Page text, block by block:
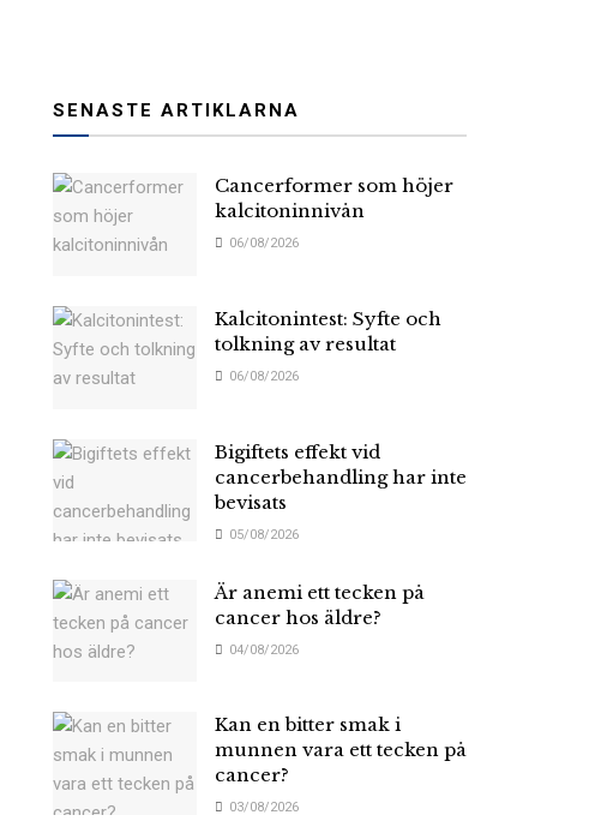
SENASTE ARTIKLARNA
Cancerformer som höjer
kalcitoninnivån
06/08/2026
Kalcitonintest: Syfte och
tolkning av resultat
06/08/2026
Bigiftets effekt vid
cancerbehandling har inte
bevisats
05/08/2026
Är anemi ett tecken på
cancer hos äldre?
04/08/2026
Kan en bitter smak i
munnen vara ett tecken på
cancer?
03/08/2026